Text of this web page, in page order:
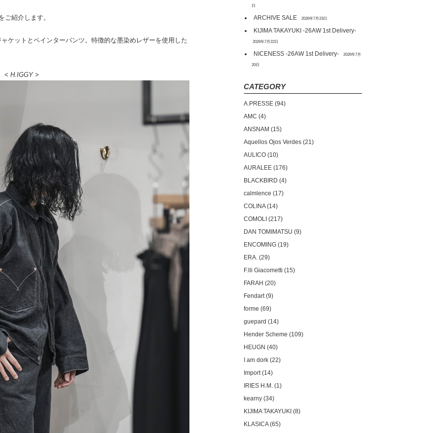
紹介します。
ケットとペインターパンツ。特徴的な墨染めレザーを使用した
< H.IGGY >
日
ARCHIVE SALE 2026年7月23日
KIJIMA TAKAYUKI -26AW 1st Delivery-
2026年7月22日
NICENESS -26AW 1st Delivery- 2026年7月
20日
CATEGORY
A.PRESSE 94
AMC 4
ANSNAM
15
Aquellos Ojos Verdes 21
AULICO 10
AURALEE 176
BLACKBIRD 4
calmlence
17
COLINA 14
COMOLI
217
DAN TOMIMATSU 9
ENCOMING 19
ERA. 29
F.lli Giacometti
15
FARAH
20
Fendart 9
forme 69
guepard
14
Hender Scheme
109
HEUGN
40
I am dork 22
Import 14
IRIES H.M. 1
kearny 34
KIJIMA TAKAYUKI
8
KLASICA 65